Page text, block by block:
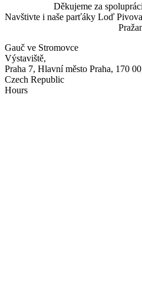
Děkujeme za
Navštivte i naše parťáky Loď
Gauč ve Stromovce
Výstaviště,
Praha 7, Hlavní město Praha, 170
Czech Republic
Hours